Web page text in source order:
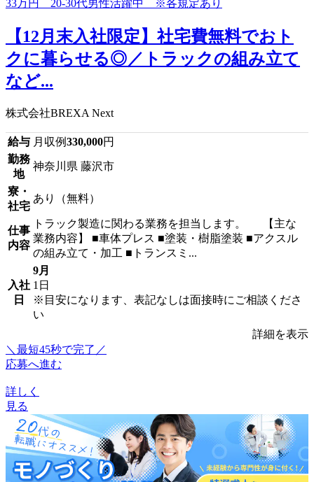
【12月末入社限定】社宅費無料でおト
クに暮らせる◎／トラックの組み立て
など...
株式会社BREXA Next
給与 月収例330,000円
勤務
地
神奈川県 藤沢市
寮・
社宅
あり（無料）
仕事
内容
トラック製造に関わる業務を担当します。 【主な
業務内容】 ■車体プレス ■塗装・樹脂塗装 ■アクスル
の組み立て・加工 ■トランスミ...
入社
日
9月
1日
※目安になります、表記なしは面接時にご相談くださ
い
詳細を表示
＼最短45秒で完了／
応募へ進む
詳しく
見る